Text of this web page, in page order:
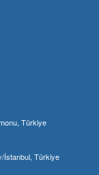
Türkiye
İstanbul, Türkiye